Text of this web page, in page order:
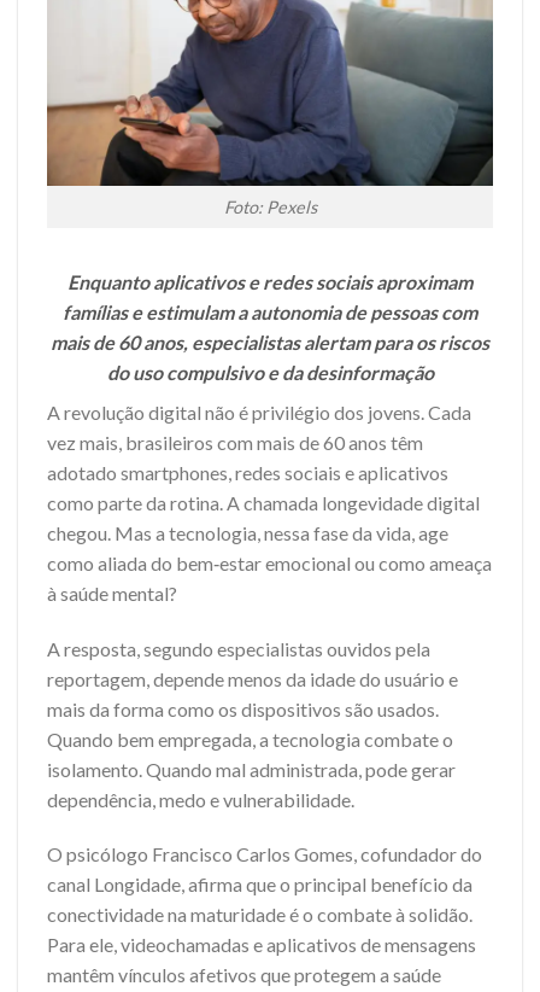
Foto: Pexels
Enquanto aplicativos e redes sociais aproximam
famílias e estimulam a autonomia de pessoas com
mais de 60 anos, especialistas alertam para os riscos
do uso compulsivo e da desinformação
A revolução digital não é privilégio dos jovens. Cada
vez mais, brasileiros com mais de 60 anos têm
adotado smartphones, redes sociais e aplicativos
como parte da rotina. A chamada longevidade digital
chegou. Mas a tecnologia, nessa fase da vida, age
como aliada do bem‑estar emocional ou como ameaça
à saúde mental?
A resposta, segundo especialistas ouvidos pela
reportagem, depende menos da idade do usuário e
mais da forma como os dispositivos são usados.
Quando bem empregada, a tecnologia combate o
isolamento. Quando mal administrada, pode gerar
dependência, medo e vulnerabilidade.
O psicólogo Francisco Carlos Gomes, cofundador do
canal Longidade, afirma que o principal benefício da
conectividade na maturidade é o combate à solidão.
Para ele, videochamadas e aplicativos de mensagens
mantêm vínculos afetivos que protegem a saúde